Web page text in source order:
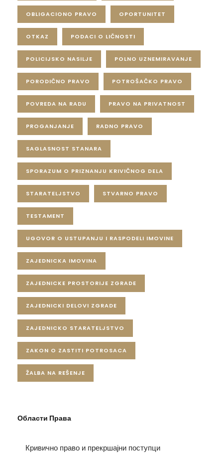
OBLIGACIONO PRAVO OPORTUNITET
OTKAZ PODACI O LIČNOSTI
POLICIJSKO NASILJE POLNO UZNEMIRAVANJE
PORODIČNO PRAVO POTROŠAČKO PRAVO
POVREDA NA RADU PRAVO NA PRIVATNOST
PROGANJANJE RADNO PRAVO
SAGLASNOST STANARA
SPORAZUM O PRIZNANJU KRIVIČNOG DELA
STARATELJSTVO STVARNO PRAVO
TESTAMENT
UGOVOR O USTUPANJU I RASPODELI IMOVINE
ZAJEDNICKA IMOVINA
ZAJEDNICKE PROSTORIJE ZGRADE
ZAJEDNICKI DELOVI ZGRADE
ZAJEDNICKO STARATELJSTVO
ZAKON O ZASTITI POTROSACA
ŽALBA NA REŠENJE
Области Права
Кривично право и прекршајни поступци